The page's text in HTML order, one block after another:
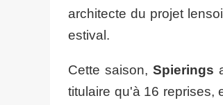
architecte du projet
estival.
Cette saison,Spierings
titulaire qu'à 16 reprises,